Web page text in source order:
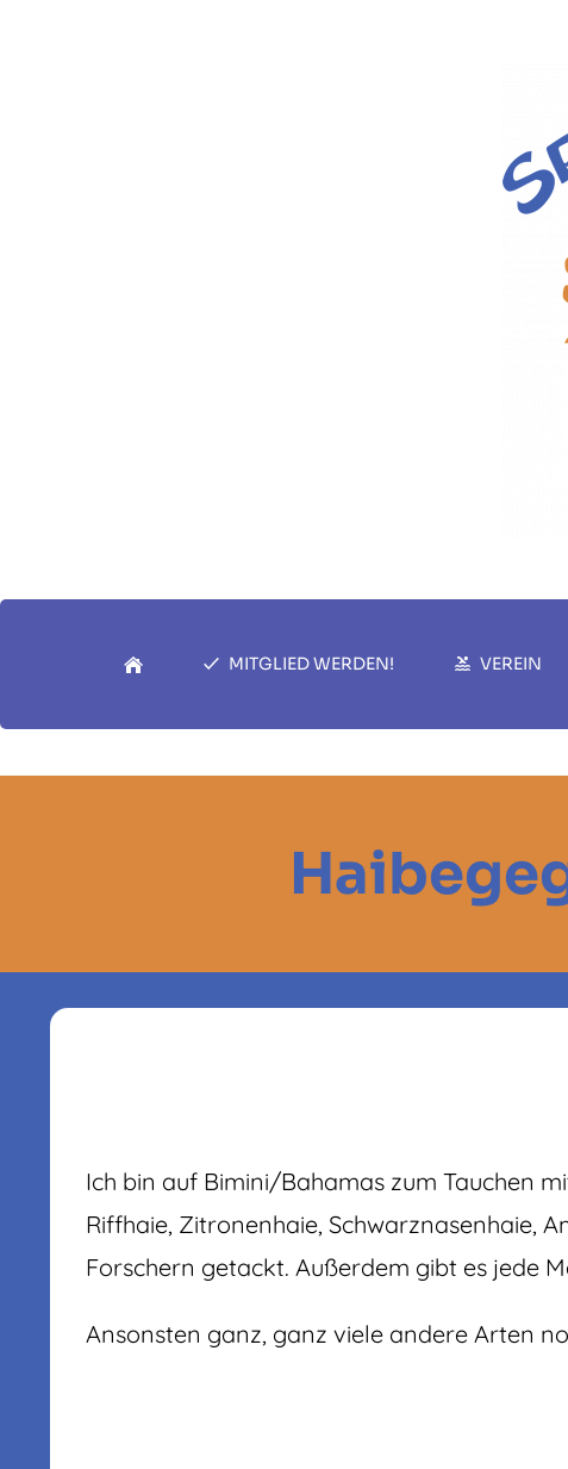
MITGLIED WERDEN! VEREIN
Ich bin auf Bimini/Bahamas zum Tauchen
Riffhaie, Zitronenhaie, Schwarznasenhaie,
Forschern getackt. Außerdem gibt es jede
Ansonsten ganz, ganz viele andere Arten